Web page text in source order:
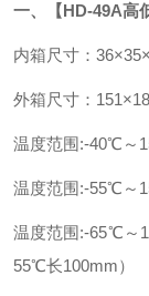
一、【HD-49A高
内箱尺寸：
外箱尺寸：
温度范围:-40℃～
温度范围:-55℃
温度范围:-65℃～
55℃长100mm）